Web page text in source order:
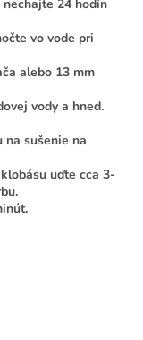
24 hodín
vo vode pri
alebo 13 mm
vody a hned.
na sušenie na
uďte cca 3-